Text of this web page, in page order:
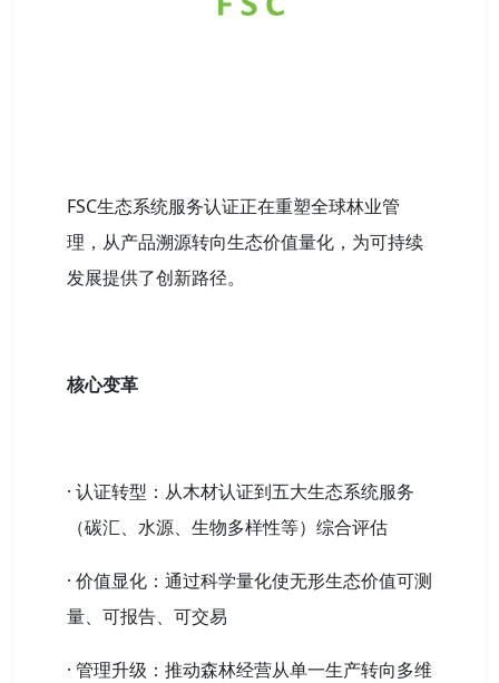
FSC生态系统服务认证正在重塑全球林业管
理，从产品溯源转向生态价值量化，为可持续
发展提供了创新路径。
核心变革
· 认证转型：从木材认证到五大生态系统服务
（碳汇、水源、生物多样性等）综合评估
· 价值显化：通过科学量化使无形生态价值可测
量、可报告、可交易
· 管理升级：推动森林经营从单一生产转向多维